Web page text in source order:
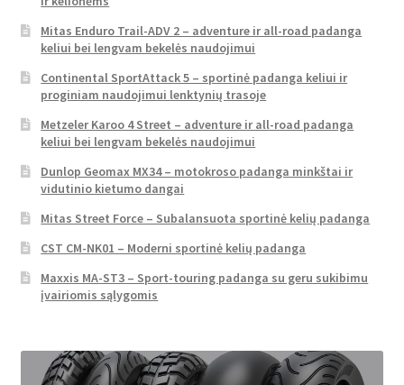
Mitas Enduro Trail-ADV 2 – adventure ir all-road padanga
keliui bei lengvam bekelės naudojimui
Continental SportAttack 5 – sportinė padanga keliui ir
proginiam naudojimui lenktynių trasoje
Metzeler Karoo 4 Street – adventure ir all-road padanga
keliui bei lengvam bekelės naudojimui
Dunlop Geomax MX34 – motokroso padanga minkštai ir
vidutinio kietumo dangai
Mitas Street Force – Subalansuota sportinė kelių padanga
CST CM-NK01 – Moderni sportinė kelių padanga
Maxxis MA-ST3 – Sport-touring padanga su geru sukibimu
įvairiomis sąlygomis